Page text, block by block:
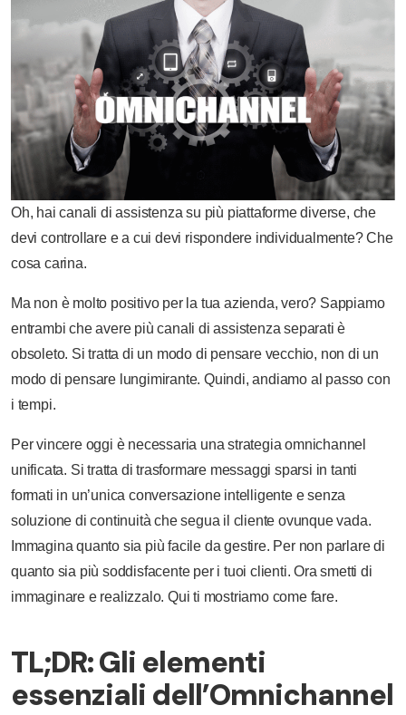
Oh, hai canali di assistenza su più piattaforme diverse, che
devi controllare e a cui devi rispondere individualmente? Che
cosa carina.
Ma non è molto positivo per la tua azienda, vero? Sappiamo
entrambi che avere più canali di assistenza separati è
obsoleto. Si tratta di un modo di pensare vecchio, non di un
modo di pensare lungimirante. Quindi, andiamo al passo con
i tempi.
Per vincere oggi è necessaria una strategia omnichannel
unificata. Si tratta di trasformare messaggi sparsi in tanti
formati in un’unica conversazione intelligente e senza
soluzione di continuità che segua il cliente ovunque vada.
Immagina quanto sia più facile da gestire. Per non parlare di
quanto sia più soddisfacente per i tuoi clienti. Ora smetti di
immaginare e realizzalo. Qui ti mostriamo come fare.
TL;DR: Gli elementi
essenziali dell’Omnichannel